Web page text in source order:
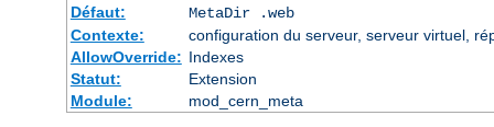
Défaut:
MetaDir .web
Contexte:
configuration du serveur, serveur virtuel,
AllowOverride: Indexes
Statut:
Extension
Module:
mod_cern_meta